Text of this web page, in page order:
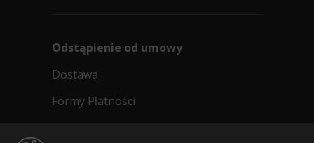
Odstąpienie od umowy
Dostawa
Formy Płatności